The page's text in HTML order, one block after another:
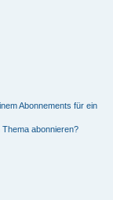
Abonnements für ein
abonnieren?